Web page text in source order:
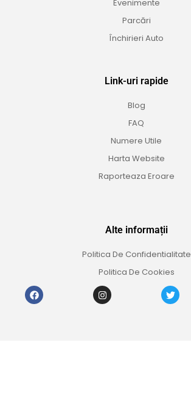
Evenimente
Parcări
Închirieri Auto
Link-uri rapide
Blog
FAQ
Numere Utile
Harta Website
Raporteaza Eroare
Alte informații
Politica De Confidentialitate
Politica De Cookies